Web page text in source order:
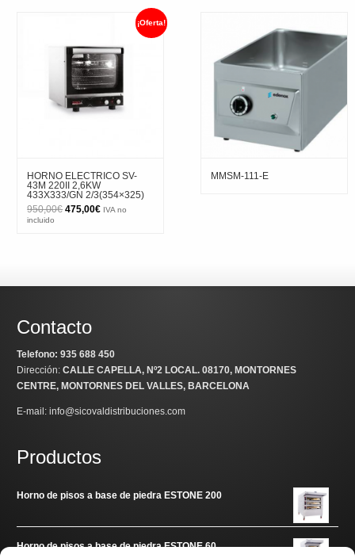
¡Oferta!
HORNO ELECTRICO SV-
43M 220II 2,6KW
433X333/GN 2/3(354×325)
950,00€ El
475,00€ElIVA no
incluido
MMSM-111-E
Contacto
Telefono: 935 688 450
Dirección:CALLE CAPELLA, Nº2 LOCAL. 08170, MONTORNES
CENTRE, MONTORNES DEL VALLES, BARCELONA
E-mail: info@sicovaldistribuciones.com
Productos
Horno de pisos a base de piedra ESTONE 200
Horno de pisos a base de piedra ESTONE 60